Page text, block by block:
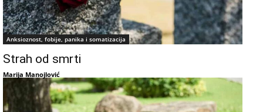
Anksioznost, fobije, panika i somatizacija
Strah od smrti
Marija Manojlović